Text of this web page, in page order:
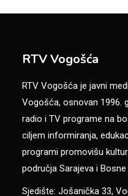
RTV Vogošća
RTV Vogošća je javni
Vogošća, osnovan 1996.
radio i TV programe na
ciljem informiranja,
programi promovišu
područja Sarajeva i
Sjedište: Jošanička 33,